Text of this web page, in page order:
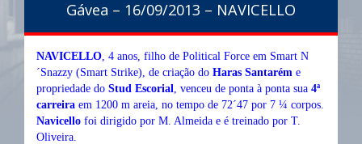
Gávea – 16/09/2013 – NAVICELLO
NAVICELLO , 4 anos, filho de Political Force em Smart N
´Snazzy (Smart Strike), de criação do Haras Santarém e
propriedade do Stud Escorial , venceu de ponta à ponta sua 4ª
carreira em 1200 m areia, no tempo de 72´47 por 7 ¼ corpos.
Navicello foi dirigido por M. Almeida e é treinado por T.
Oliveira.